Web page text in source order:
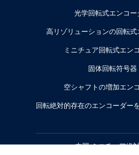
光学回転式エンコー
高リゾリューションの回転式
ミニチュア回転式エン
固体回転符号器
空シャフトの増加エン
回転絶対的存在のエンコーダー
中国 ミニチュア絶